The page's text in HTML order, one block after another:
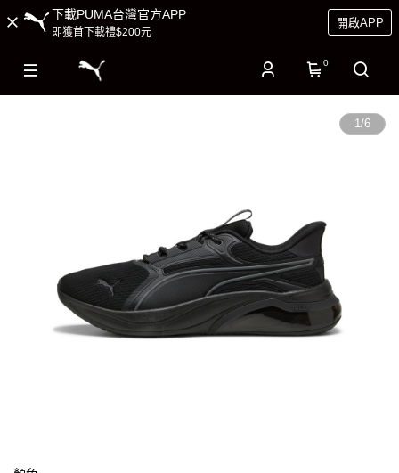
下載PUMA台灣官方APP
即獲首下載禮$200元
開啟APP
0
1/6